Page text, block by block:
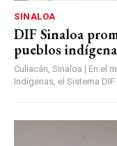
SINALOA
DIF Sinaloa
pueblos
Culiacán, Sinaloa | En el
Indígenas, el Sistema DIF